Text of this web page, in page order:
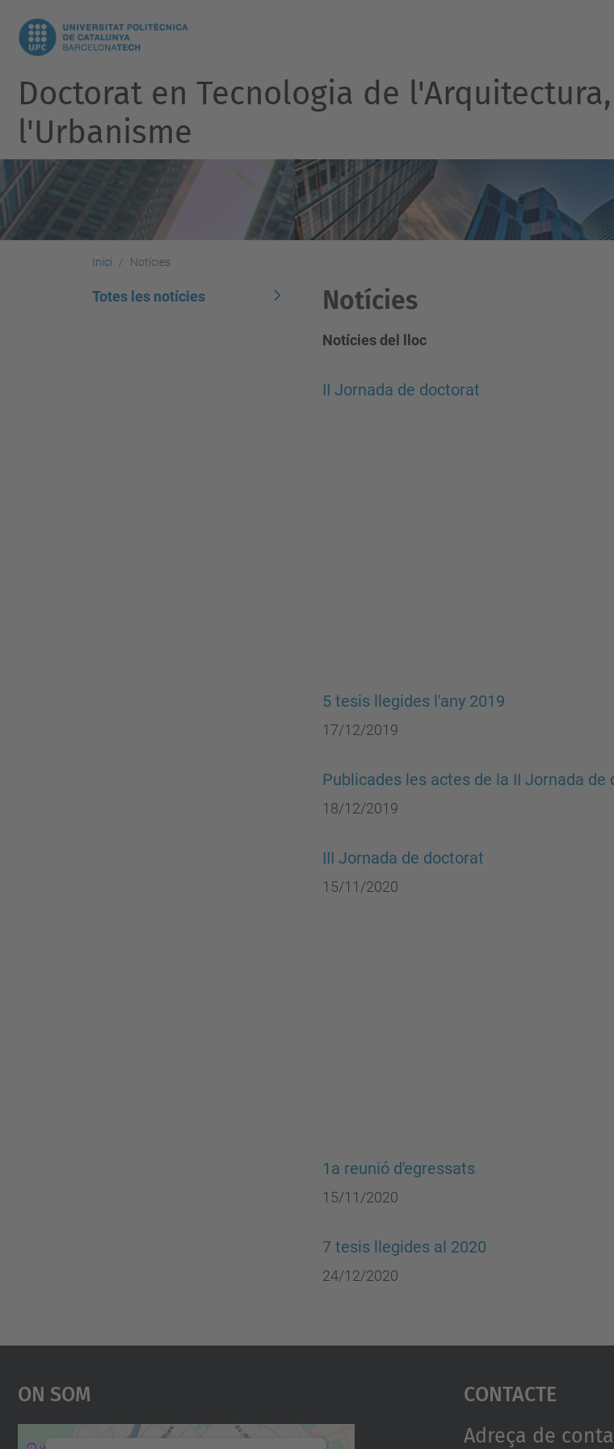
Doctorat en Tecnologia de
l'Urbanisme
Inici Notícies
Notícies
Notícies del lloc
II Jornada de doctorat
5 tesis llegides l'any 2019
17/12/2019
Publicades les actes de la II Jornada de
18/12/2019
III Jornada de doctorat
15/11/2020
1a reunió d'egressats
15/11/2020
7 tesis llegides al 2020
24/12/2020
Totes les notícies
On Som Contacte
Adreça de